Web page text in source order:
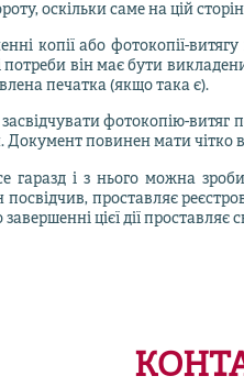
оскільки саме на цій
копії або фотокопії-
потреби він має бути
печатка (якщо така є).
фотокопію-
повинен мати чітко
гаразд і з нього можна
посвідчив, проставляє
цієї дії проставляє